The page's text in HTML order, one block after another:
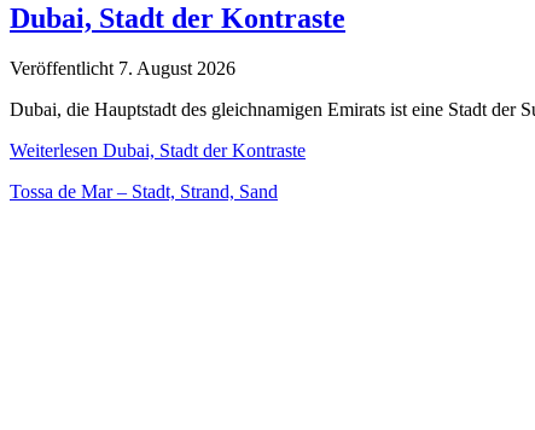
Dubai, Stadt der Kontraste
Veröffentlicht 7. August 2026
Dubai, die Hauptstadt des gleichnamigen Emirats ist eine Stadt
Weiterlesen Dubai, Stadt der Kontraste
Tossa de Mar – Stadt, Strand, Sand